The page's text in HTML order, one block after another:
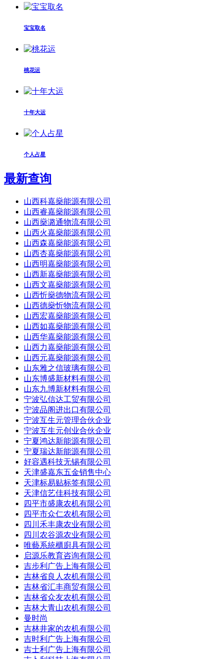
宝宝取名
桃花运
十年大运
个人占星
最新查询
山西科嘉燊能源有限公司
山西睿嘉燊能源有限公司
山西燊潞通物流有限公司
山西火嘉燊能源有限公司
山西森嘉燊能源有限公司
山西杏嘉燊能源有限公司
山西明嘉燊能源有限公司
山西新嘉燊能源有限公司
山西文嘉燊能源有限公司
山西忻燊德物流有限公司
山西德燊忻物流有限公司
山西宏嘉燊能源有限公司
山西如嘉燊能源有限公司
山西华嘉燊能源有限公司
山西力嘉燊能源有限公司
山西元嘉燊能源有限公司
山东雅之信玻璃有限公司
山东博盛新材料有限公司
山东九博新材料有限公司
宁波弘信达工贸有限公司
宁波品阁进出口有限公司
宁波互生元管理合伙企业
宁波互生元创业合伙企业
宁夏鸿达新能源有限公司
宁夏瑞达新能源有限公司
好容遇科技无锡有限公司
天津盛嘉东五金销售中心
天津标易贴标签有限公司
天津信艺佳科技有限公司
四平市盛康农机有限公司
四平市众仁农机有限公司
四川禾丰康农业有限公司
四川农谷源农业有限公司
唯藝系統櫃廚具有限公司
启源乐教育咨询有限公司
吉步利广告上海有限公司
吉林省良人农机有限公司
吉林省汇丰商贸有限公司
吉林省众友农机有限公司
吉林大青山农机有限公司
曼时尚
吉林井家的农机有限公司
吉时利广告上海有限公司
吉士利广告上海有限公司